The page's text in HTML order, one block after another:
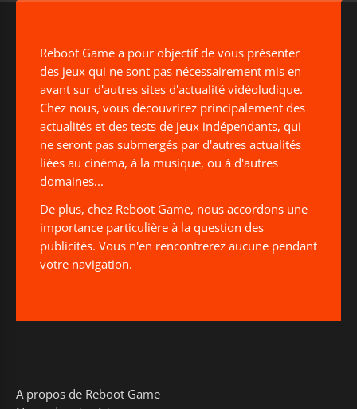
Reboot Game a pour objectif de vous présenter
des jeux qui ne sont pas nécessairement mis en
avant sur d'autres sites d'actualité vidéoludique.
Chez nous, vous découvrirez principalement des
actualités et des tests de jeux indépendants, qui
ne seront pas submergés par d'autres actualités
liées au cinéma, à la musique, ou à d'autres
domaines...
De plus, chez Reboot Game, nous accordons une
importance particulière à la question des
publicités. Vous n'en rencontrerez aucune pendant
votre navigation.
A propos de Reboot Game